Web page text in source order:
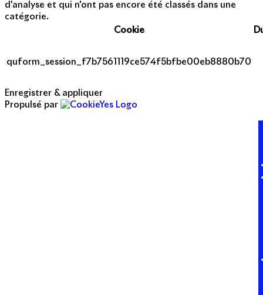
d'analyse et qui n'ont pas encore été classés dans une
catégorie.
Cookie
quform_session_f7b7561119ce574f5bfbe00eb8880b70
Enregistrer & appliquer
Propulsé par